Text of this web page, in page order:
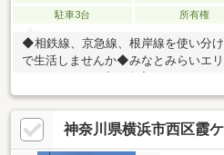
駐車3台
所有権
◆相鉄線、京急線、根岸線を使い分
で生活しませんか◆みなとみらいエ
能です。お気軽にお問い合わせくだ
新物件はもちろん、「住宅ローンに
川駅徒歩２分」に店舗がございます
い。◇お車でご来社の際は、無料駐
神奈川県横浜市西区霞